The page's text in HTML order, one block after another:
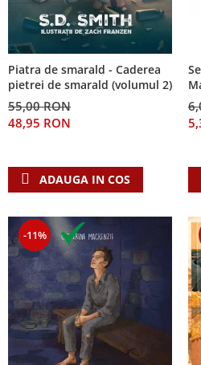
Piatra de smarald - Caderea
pietrei de smarald (volumul 2)
55,00 RON
48,95 RON
ADAUGA IN COS
-11%